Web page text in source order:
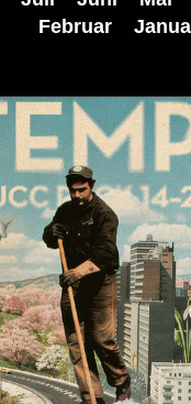
Februar